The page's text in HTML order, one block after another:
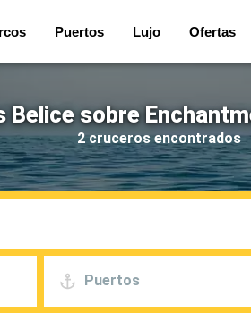
Puertos Lujo Ofertas
Belice sobre
2 cruceros encontrados
Puertos